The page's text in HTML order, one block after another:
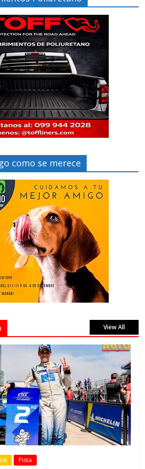
como se merece
View All
Pista